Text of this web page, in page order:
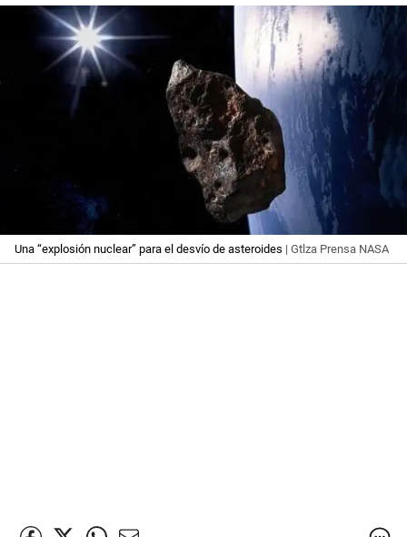
Una “explosión nuclear” para el desvío de asteroides | Gtlza Prensa NASA